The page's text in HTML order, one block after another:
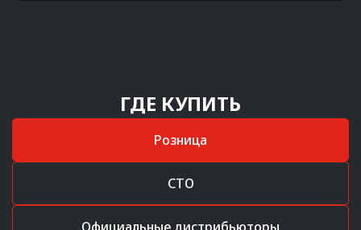
ГДЕ КУПИТЬ
Розница
СТО